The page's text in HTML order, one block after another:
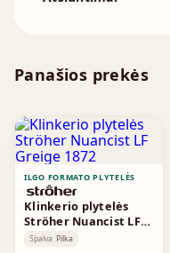
Panašios prekės
ILGO FORMATO PLYTELĖS
Klinkerio plytelės
Ströher Nuancist LF
Greige 1872
Spalva Pilka